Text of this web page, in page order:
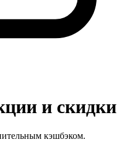
и скидки
кэшбэком.